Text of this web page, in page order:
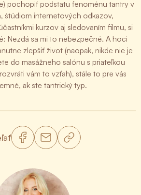
pochopiť podstatu fenoménu tantry v
štúdiom internetových odkazov,
kurzov aj sledovaním filmu, si
Nezdá sa mi to nebezpečné. A hoci
zlepšiť život (naopak, nikde nie je
do masážneho salónu s priateľkou
vám to vzťah), stále to pre vás
ak ste tantrický typ.